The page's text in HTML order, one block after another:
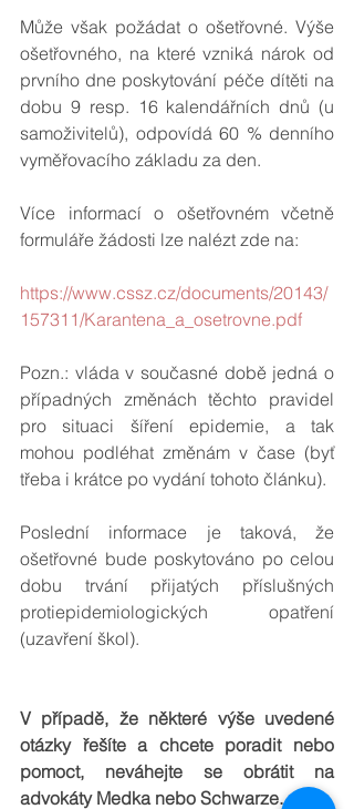
Může však požádat o ošetřovné. Výše
ošetřovného, na které vzniká nárok od
prvního dne poskytování péče dítěti na
dobu 9 resp. 16 kalendářních dnů (u
samoživitelů), odpovídá 60 % denního
vyměřovacího základu za den.
Více informací o ošetřovném včetně
formuláře žádosti lze nalézt zde na:
https://www.cssz.cz/documents/20143/
157311/Karantena_a_osetrovne.pdf
Pozn.: vláda v současné době jedná o
případných změnách těchto pravidel
pro situaci šíření epidemie, a tak
mohou podléhat změnám v čase (byť
třeba i krátce po vydání tohoto článku).
Poslední informace je taková, že
ošetřovné bude poskytováno po celou
dobu trvání přijatých příslušných
protiepidemiologických opatření
(uzavření škol).
V případě, že některé výše uvedené
otázky řešíte a chcete poradit nebo
pomoct, neváhejte se obrátit na
advokáty Medka nebo Schwarze.